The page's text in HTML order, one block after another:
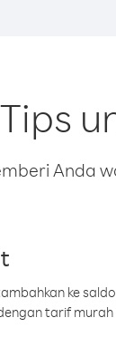
Tips
Anda
ke
tarif murah